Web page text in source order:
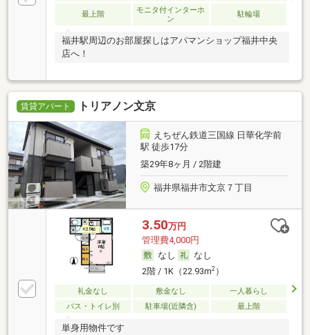
最上階
モニタ付インターホ
ン
駐輪場
福井駅周辺のお部屋探しはアパマンショップ福井中央
店へ！
賃貸アパート トリアノン文京
えちぜん鉄道三国線 日華化学前
駅 徒歩17分
築29年8ヶ月 / 2階建
福井県福井市文京７丁目
3.50万円
管理費4,000円
なし
なし
2階 / 1K（22.93m2）
礼金なし 敷金なし
一人暮らし
バス・トイレ別
駐車場(近隣含) 最上階
単身用物件です